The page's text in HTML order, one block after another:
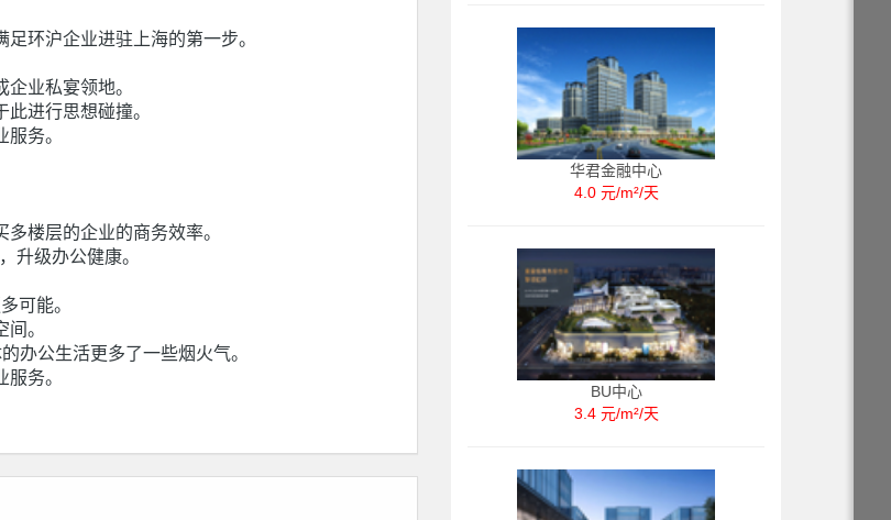
环沪企业进驻上海的第一步。
业私宴领地。
进行思想碰撞。
务。
楼层的企业的商务效率。
升级办公健康。
可能。
。
办公生活更多了一些烟火气。
务。
华君金融中心
4.0 元/m²/天
BU中心
3.4 元/m²/天